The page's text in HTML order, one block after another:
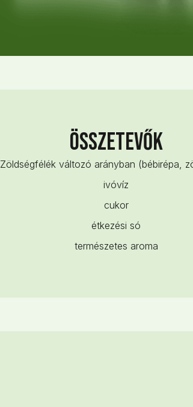
Összetevők
Zöldségfélék változó arányban (bébirépa,
ivóvíz
cukor
étkezési só
természetes aroma